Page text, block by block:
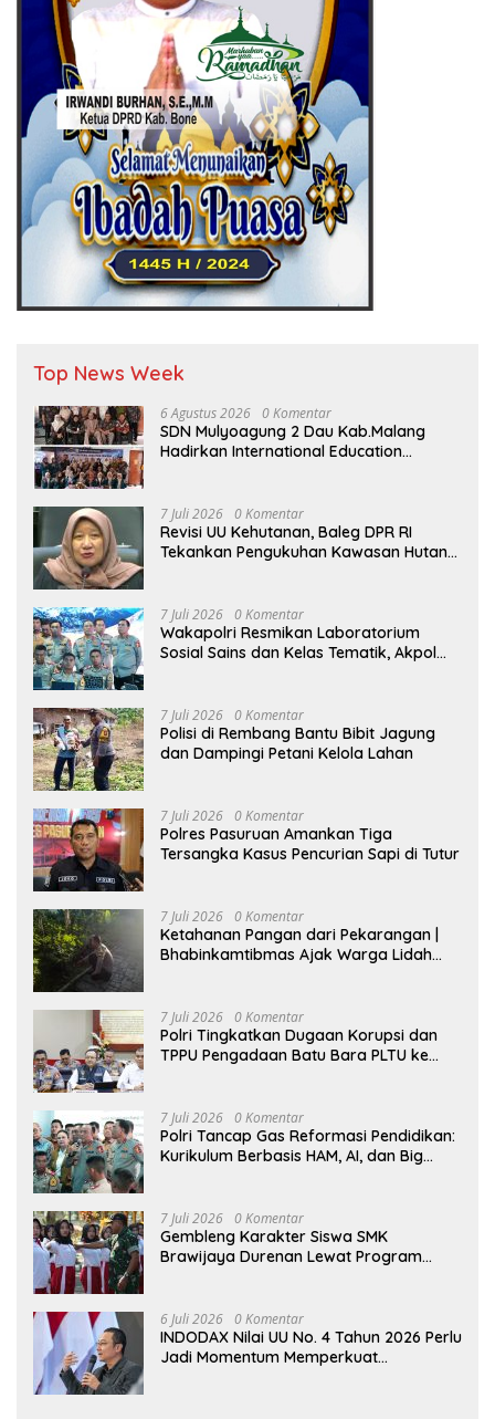
Top News Week
6 Agustus 2026 0 Komentar
SDN Mulyoagung 2 Dau Kab.Malang
Hadirkan International Education
7 Juli 2026 0 Komentar
Revisi UU Kehutanan, Baleg DPR RI
Tekankan Pengukuhan Kawasan Hutan
7 Juli 2026 0 Komentar
Wakapolri Resmikan Laboratorium
Sosial Sains dan Kelas Tematik, Akpol
7 Juli 2026 0 Komentar
Polisi di Rembang Bantu Bibit Jagung
dan Dampingi Petani Kelola Lahan
7 Juli 2026 0 Komentar
Polres Pasuruan Amankan Tiga
Tersangka Kasus Pencurian Sapi di Tutur
7 Juli 2026 0 Komentar
Ketahanan Pangan dari Pekarangan |
Bhabinkamtibmas Ajak Warga Lidah
7 Juli 2026 0 Komentar
Polri Tingkatkan Dugaan Korupsi dan
TPPU Pengadaan Batu Bara PLTU ke
7 Juli 2026 0 Komentar
Polri Tancap Gas Reformasi Pendidikan:
Kurikulum Berbasis HAM, AI, dan Big
7 Juli 2026 0 Komentar
Gembleng Karakter Siswa SMK
Brawijaya Durenan Lewat Program
6 Juli 2026 0 Komentar
INDODAX Nilai UU No. 4 Tahun 2026 Perlu
Jadi Momentum Memperkuat